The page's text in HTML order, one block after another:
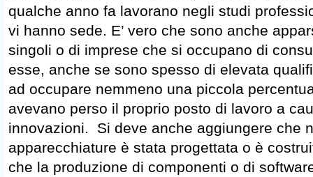
qualche anno fa lavorano negli studi
vi hanno sede. E’ vero che sono anche
singoli o di imprese che si occupano di
esse, anche se sono spesso di elevata
ad occupare nemmeno una piccola
avevano perso il proprio posto di lavoro a
innovazioni. Si deve anche aggiungere che
apparecchiature è stata progettata o è
che la produzione di componenti o di